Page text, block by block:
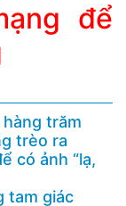
để
trăm
trèo ra
có ảnh “lạ,
tam giác